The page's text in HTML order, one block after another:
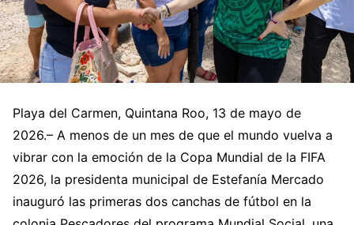
Playa del Carmen, Quintana Roo, 13 de mayo de
2026.– A menos de un mes de que el mundo vuelva a
vibrar con la emoción de la Copa Mundial de la FIFA
2026, la presidenta municipal de Estefanía Mercado
inauguró las primeras dos canchas de fútbol en la